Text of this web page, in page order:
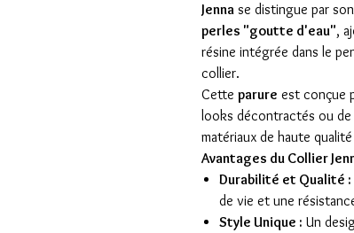
Jenna se distingue par
perles "goutte d'eau",
résine intégrée dans le
collier.
Cette parure est conçue
looks décontractés ou
matériaux de haute
Avantages du Collier
Durabilité et Qualité :
de vie et une
Style Unique : Un